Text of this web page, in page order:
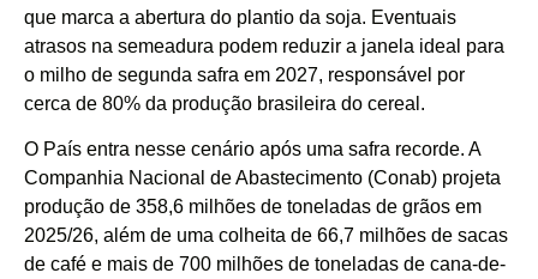
que marca a abertura do plantio da soja. Eventuais
atrasos na semeadura podem reduzir a janela ideal para
o milho de segunda safra em 2027, responsável por
cerca de 80% da produção brasileira do cereal.
O País entra nesse cenário após uma safra recorde. A
Companhia Nacional de Abastecimento (Conab) projeta
produção de 358,6 milhões de toneladas de grãos em
2025/26, além de uma colheita de 66,7 milhões de sacas
de café e mais de 700 milhões de toneladas de cana-de-